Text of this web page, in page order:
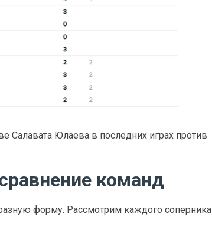
Салавата Юлаева в последних играх против
команд
форму. Рассмотрим каждого соперника